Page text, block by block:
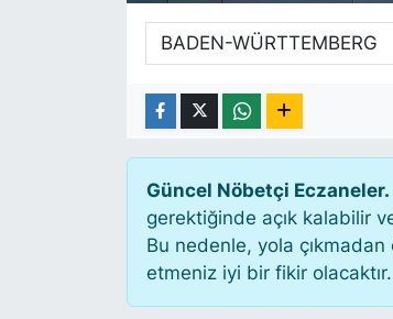
Güncel Nöbetçi Eczaneler.
gerektiğinde açık kalabilir
Bu nedenle, yola çıkmadan
etmeniz iyi bir fikir olacaktır.